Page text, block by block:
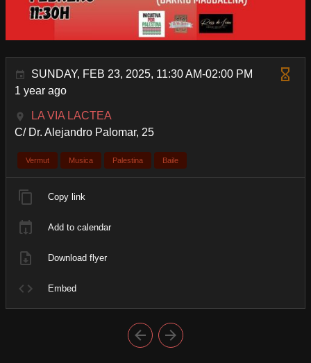
SUNDAY, FEB 23, 2025, 11:30 AM-02:00 PM
1 year ago
LA VIA LACTEA
C/ Dr. Alejandro Palomar, 25
Vermut Musica Palestina Baile
Copy link
Add to calendar
Download flyer
Embed